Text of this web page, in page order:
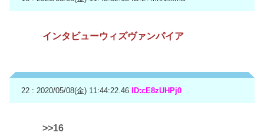
インタビューウィズヴァンパイア
22 : 2020/05/08(金) 11:44:22.46 ID:cE8zUHPj0
>>16